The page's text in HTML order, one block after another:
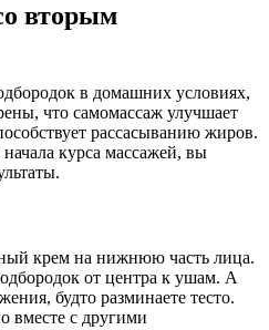
вторым
в домашних условиях,
что самомассаж улучшает
рассасыванию жиров.
курса массажей, вы
крем на нижнюю часть лица.
от центра к ушам. А
будто разминаете тесто.
вместе с другими